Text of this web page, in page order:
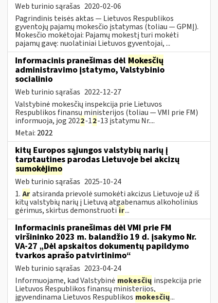
Web turinio sąrašas 2020-02-06
Pagrindinis teisės aktas — Lietuvos Respublikos
gyventojų pajamų mokesčio įstatymas (toliau — GPMĮ).
Mokesčio mokėtojai: Pajamų mokestį turi mokėti
pajamų gavę: nuolatiniai Lietuvos gyventojai, ...
Informacinis pranešimas dėl Mokesčių
administravimo įstatymo, Valstybinio
socialinio
Web turinio sąrašas 2022-12-27
Valstybinė mokesčių inspekcija prie Lietuvos
Respublikos finansų ministerijos (toliau — VMI prie FM)
informuoja, jog 2022-12-13 įstatymu Nr....
Metai: 2022
kitų Europos sąjungos valstybių narių į
tarptautines parodas Lietuvoje bei akcizų
sumokėjimo
Web turinio sąrašas 2025-10-24
1. Aratsiranda prievolė sumokėti akcizus Lietuvoje už iš
kitų valstybių narių į Lietuvą atgabenamus alkoholinius
gėrimus, skirtus demonstruoti ir...
Informacinis pranešimas dėl VMI prie FM
viršininko 2023 m. balandžio 19 d. įsakymo Nr.
VA-27 „Dėl apskaitos dokumentų papildymo
tvarkos aprašo patvirtinimo“
Web turinio sąrašas 2023-04-24
Informuojame, kad Valstybinė mokesčių inspekcija prie
Lietuvos Respublikos finansų ministerijos,
įgyvendinama Lietuvos Respublikos mokesčių...